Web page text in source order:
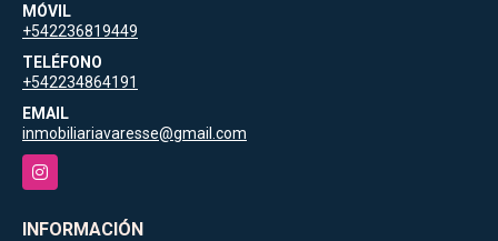
MÓVIL
+542236819449
TELÉFONO
+542234864191
EMAIL
inmobiliariavaresse@gmail.com
Instagram
INFORMACIÓN